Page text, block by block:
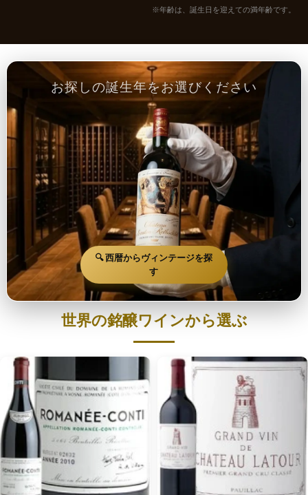
※年齢は、誕生日を迎えての満年齢です。
お探しの誕生年をお選びください
🔍 西暦からヴィンテージを探
す
世界の銘醸ワインから選ぶ